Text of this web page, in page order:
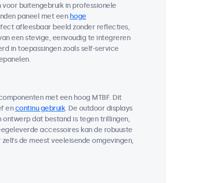
buitengebruik in professionele
paneel met een hoge
afleesbaar beeld zonder reflecties,
een stevige, eenvoudig te integreren
in toepassingen zoals self-service
met een hoog MTBF. Dit
encontinu gebruik. De outdoor displays
ontwerp dat bestand is tegen trillingen,
accessoires kan de robuuste
de meest veeleisende omgevingen,